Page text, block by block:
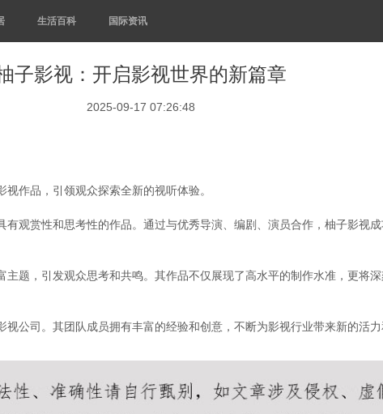
生活百科 国际资讯
子影视：开启影视世界的新篇章
2025-09-17 07:26:48
作品，引领观众探索全新的视听体验。
观赏性和思考性的作品。通过与优秀导演、编剧、演员合作，柚子影视
题，引发观众思考和共鸣。其作品不仅展现了高水平的制作水准，更将
公司。其团队成员拥有丰富的经验和创意，不断为影视行业带来新的活